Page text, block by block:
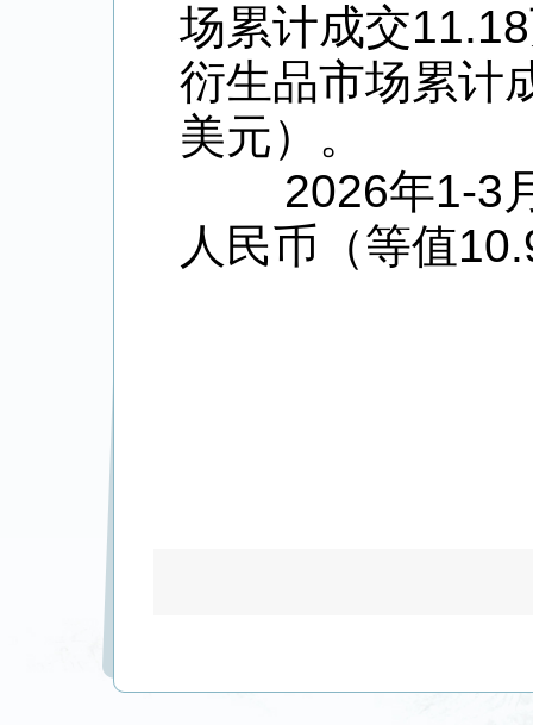
场累计成交11.18
衍生品市场累计
美元）。
2026年1-3
人民币（等值